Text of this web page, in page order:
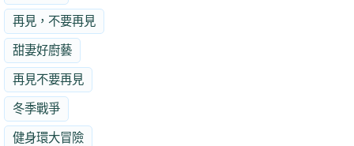
再見，不要再見
甜妻好廚藝
再見不要再見
冬季戰爭
健身環大冒險